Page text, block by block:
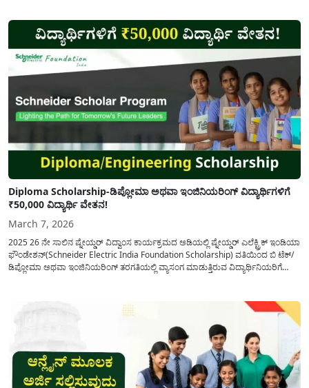
Diploma Scholarship-ಡಿಪ್ಲೋಮಾ ಅಥವಾ ಇಂಜಿನಿಯರಿಂಗ್ ವಿದ್ಯಾರ್ಥಿಗಳಿಗೆ
₹50,000 ವಿದ್ಯಾರ್ಥಿ ವೇತನ!
March 7, 2026
2025 26 ನೇ ಸಾಲಿನ ಷ್ನೇಯ್ಡರ್ ವಿದ್ವಾಂಸ ಕಾರ್ಯಕ್ರಮದ ಅಡಿಯಲ್ಲಿ ಷ್ನೇಯ್ಡರ್ ಎಲೆಕ್ಟ್ರಿಕ್ ಇಂಡಿಯಾ
ಫೌಂಡೇಶನ್(Schneider Electric India Foundation Scholarship) ವತಿಯಿಂದ ಬಿ ಟೆಕ್/
ಡಿಪ್ಲೋಮಾ ಅಥವಾ ಇಂಜಿನಿಯರಿಂಗ್ ತರಗತಿಯಲ್ಲಿ ವ್ಯಾಸಂಗ ಮಾಡುತ್ತಿರುವ ವಿದ್ಯಾರ್ಥಿನಿಯರಿಗೆ